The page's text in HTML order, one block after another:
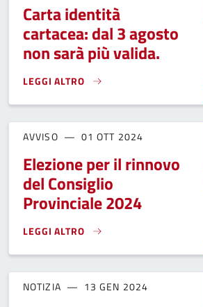
Carta identità
cartacea: dal 3 agosto
non sarà più valida.
LEGGI ALTRO
CARTA IDENTITÀ CARTACEA: DAL 3
AVVISO 01 OTT 2024
Elezione per il rinnovo
del Consiglio
Provinciale 2024
LEGGI ALTRO
ELEZIONE PER IL RINNOVO DEL
NOTIZIA 13 GEN 2024